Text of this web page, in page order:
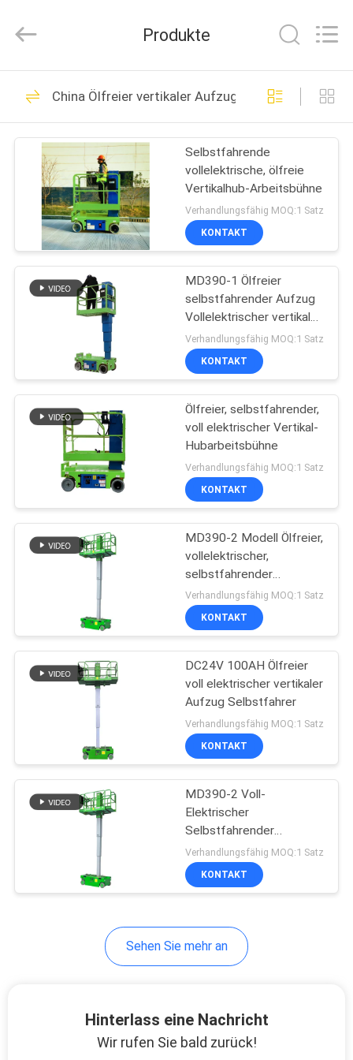
HAUSE
PRODUKTE
ÜBER
UNS
WERKSBESICHTIGUNG
QUALITÄTSKONTROLLE
KONTAKT
MIT
NEUIGKEITEN
BITTE UM
ANGEBOT
SITEMAP
DATENSCHUTZRICHTLINIE
LTD.
Reserved.
Hydraulische
Liftplattform
115
selbstfahrende
Scherenhebebühne
54
Mobile
Scherenhebebühne
157
Mini Scissor Lift
26
Vertikalhubplattform
37
Produkte
China Ölfreier vertikaler Aufzug
Selbstfahrende
vollelektrische, ölfreie
Vertikalhub-Arbeitsbühne
Verhandlungsfähig MOQ:1 Satz
KONTAKT
MD390-1 Ölfreier
selbstfahrender Aufzug
Vollelektrischer vertikaler
Aufzug
Verhandlungsfähig MOQ:1 Satz
KONTAKT
Ölfreier, selbstfahrender,
voll elektrischer Vertikal-
Hubarbeitsbühne
Verhandlungsfähig MOQ:1 Satz
KONTAKT
MD390-2 Modell Ölfreier,
vollelektrischer,
selbstfahrender
Vertikalhubsteiger
Verhandlungsfähig MOQ:1 Satz
KONTAKT
DC24V 100AH Ölfreier
voll elektrischer vertikaler
Aufzug Selbstfahrer
Verhandlungsfähig MOQ:1 Satz
KONTAKT
MD390-2 Voll-
Elektrischer
Selbstfahrender
Vertikallift 230kg
Tragfähigkeit
Verhandlungsfähig MOQ:1 Satz
KONTAKT
Sehen Sie mehr an
Hinterlass eine Nachricht
Wir rufen Sie bald zurück!